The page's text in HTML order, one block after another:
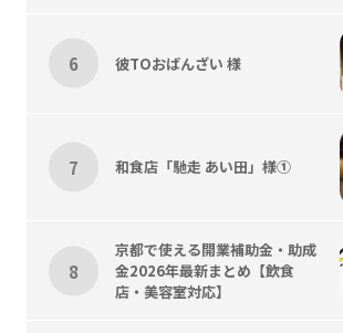
彼TOおばんざい 様
和食店「馳走 あい田」様①
京都で使える開業補助金・助成
金2026年最新まとめ【飲食
店・美容室対応】